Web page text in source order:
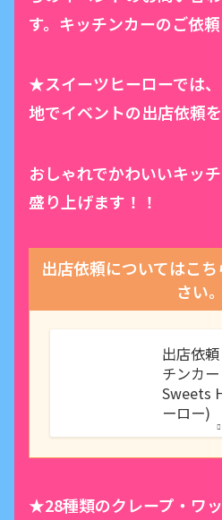
す。キッチンカーのご依
★スイーツヒーローでは
地でイベントの出店依頼を
おしゃれでかわいいキッ
盛り上げます！！
出店依頼についてはこ
さい。
出店依
チンカ
Sweets
ーロー)
★28種類のクレープ・ワ